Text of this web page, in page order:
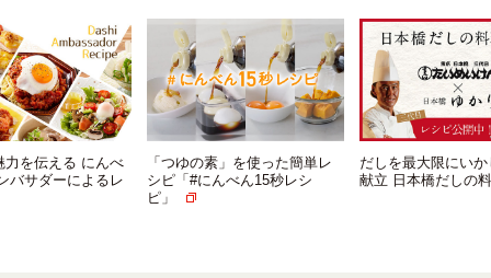
つゆの素」を使った簡単レ
ピ「#にんべん15秒レシ
だしを最大限にいかしただし
献立 日本橋だしの料理帖
おだしの
ん だしア